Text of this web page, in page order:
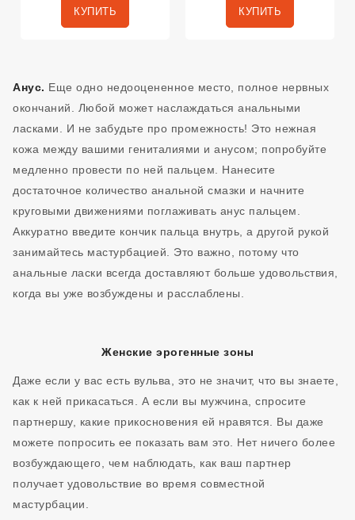
КУПИТЬ КУПИТЬ
Анус. Еще одно недооцененное место, полное нервных
окончаний. Любой может наслаждаться анальными
ласками. И не забудьте про промежность! Это нежная
кожа между вашими гениталиями и анусом; попробуйте
медленно провести по ней пальцем. Нанесите
достаточное количество анальной смазки и начните
круговыми движениями поглаживать анус пальцем.
Аккуратно введите кончик пальца внутрь, а другой рукой
занимайтесь мастурбацией. Это важно, потому что
анальные ласки всегда доставляют больше удовольствия,
когда вы уже возбуждены и расслаблены.
Женские эрогенные зоны
Даже если у вас есть вульва, это не значит, что вы знаете,
как к ней прикасаться. А если вы мужчина, спросите
партнершу, какие прикосновения ей нравятся. Вы даже
можете попросить ее показать вам это. Нет ничего более
возбуждающего, чем наблюдать, как ваш партнер
получает удовольствие во время совместной
мастурбации.